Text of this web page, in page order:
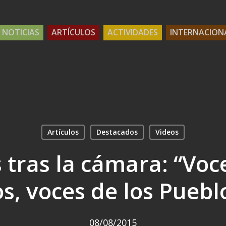
NOTICIAS ARTÍCULOS ACTIVIDADES
Artículos Destacados Videos
la cámara:
voces de los
08/08/2015